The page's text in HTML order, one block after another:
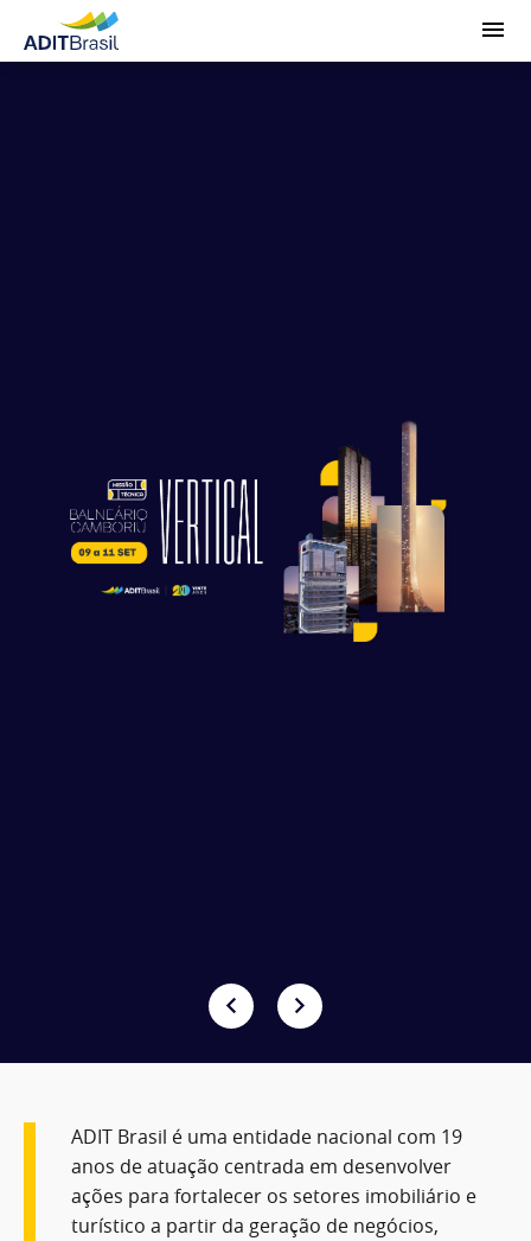
ADIT Brasil é uma entidade nacional com 19
anos de atuação centrada em desenvolver
ações para fortalecer os setores imobiliário e
turístico a partir da geração de negócios,